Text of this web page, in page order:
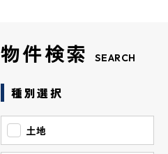
物件検索 SEARCH
種別選択
土地